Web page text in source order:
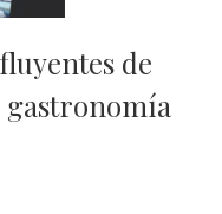
de
gastronomía